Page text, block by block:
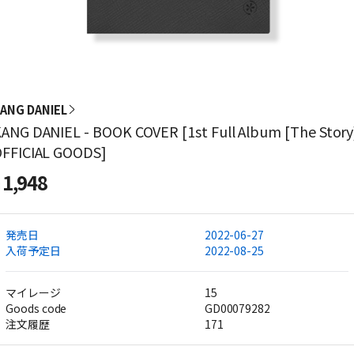
DANIEL
DANIEL - BOOK COVER [1st Full Album [The
GOODS]
1,948
発売日
2022-06-27
入荷予定日
2022-08-25
マイレージ
15
Goods code
GD00079282
注文履歴
171